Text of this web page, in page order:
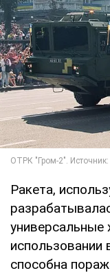
Ракета,
универсальные
использовании
способна